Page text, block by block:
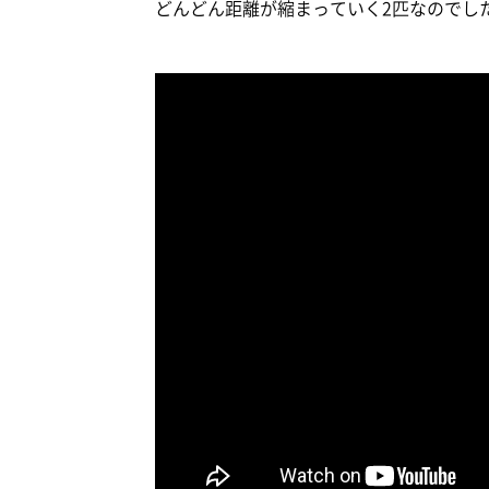
どんどん距離が縮まっていく2匹なのでし